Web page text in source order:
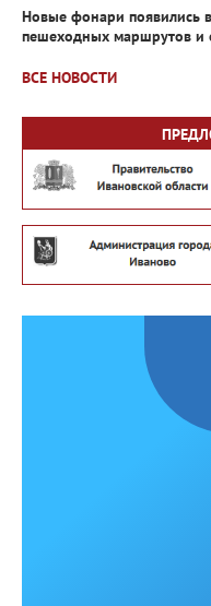
Новые фонари появились
пешеходных маршрутов и
ВСЕ НОВОСТИ